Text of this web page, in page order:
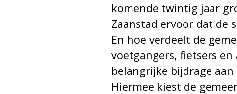
komende twintig jaar
Zaanstad ervoor dat de
En hoe verdeelt de
voetgangers, fietsers en
belangrijke bijdrage
Hiermee kiest de